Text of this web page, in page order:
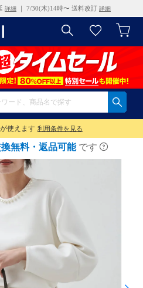
詳細 ｜ 7/30(木)14時〜 送料改訂 詳細
が使えます 利用条件を見る
無料・返品可能 です